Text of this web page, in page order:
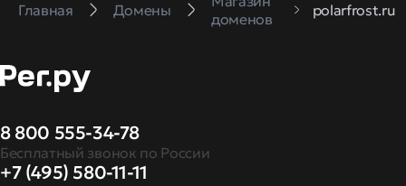
Главная Домены
доменов
polarfrost.ru
8 800 555-34-78
Бесплатный звонок по России
+7 (495) 580-11-11